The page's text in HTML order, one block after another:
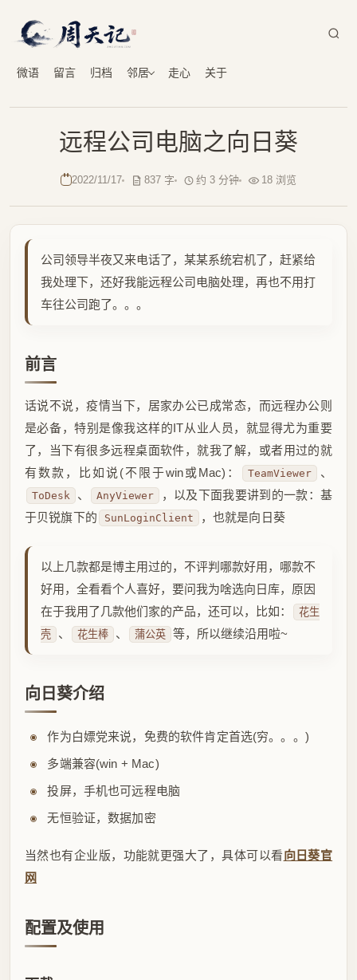
微语 留言 归档 邻居 走心 关于
远程公司电脑之向日葵
2022/11/17 837 字 约 3 分钟 18 浏览
公司领导半夜又来电话了，某某系统宕机了，赶紧给
我处理下，还好我能远程公司电脑处理，再也不用打
车往公司跑了。。。
前言
话说不说，疫情当下，居家办公已成常态，而远程办公则
是必备，特别是像我这样的IT从业人员，就显得尤为重要
了，当下有很多远程桌面软件，就我了解，或者用过的就
有数款，比如说(不限于win或Mac)：
TeamViewer 、
ToDesk 、 AnyViewer
，以及下面我要讲到的一款：基
于贝锐旗下的
SunLoginClient ，也就是向日葵
以上几款都是博主用过的，不评判哪款好用，哪款不
好用，全看看个人喜好，要问我为啥选向日库，原因
在于我用了几款他们家的产品，还可以，比如：
花生
壳
、 花生棒 、 蒲公英 等，所以继续沿用啦~
向日葵介绍
作为白嫖党来说，免费的软件肯定首选(穷。。。)
多端兼容(win + Mac)
投屏，手机也可远程电脑
无恒验证，数据加密
当然也有企业版，功能就更强大了，具体可以看向日葵官
网
配置及使用